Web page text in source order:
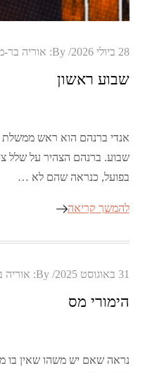
Posted
28 ביולי 2026 By: אוריה בר-
שבוע ראשון
אנדי ברנהם הוא ראש ממשלת
שבוע. ברנהם הצהיר על שלל
בפועל, כנראה שהם לא …
להמשך קריאה
Posted
31 באוגוסט 2025 By: אוריה
הימורי מס
נראה שאם יש משהו שאין בו